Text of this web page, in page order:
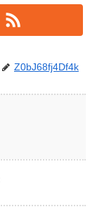
Z0bJ68fj4Df4k